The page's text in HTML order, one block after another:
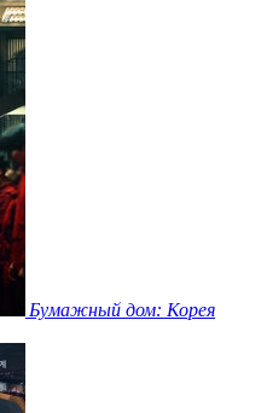
Бумажный дом: Корея